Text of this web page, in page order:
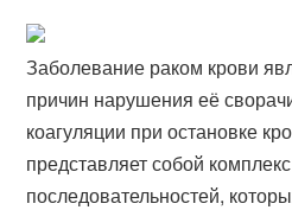
Заболевание раком крови
причин нарушения её
коагуляции при остановке
представляет собой
последовательностей,